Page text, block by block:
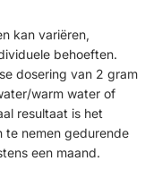
kan variëren,
behoeften.
dosering van 2 gram
warm water of
resultaat is het
te nemen gedurende
een maand.